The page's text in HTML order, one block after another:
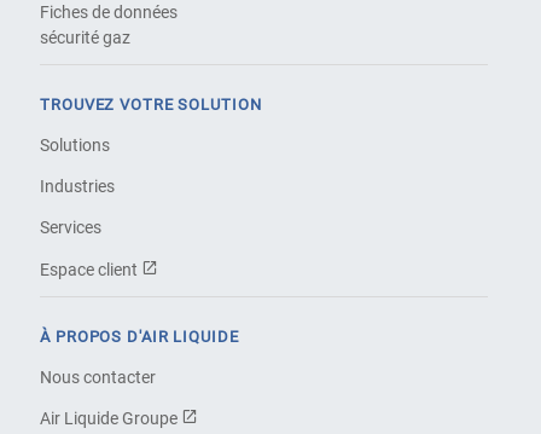
Fiches de données
sécurité gaz
TROUVEZ VOTRE SOLUTION
Solutions
Industries
Services
Espace client
À PROPOS D'AIR LIQUIDE
Nous contacter
Air Liquide Groupe